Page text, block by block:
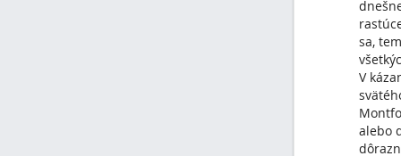
sa,
V
alebo